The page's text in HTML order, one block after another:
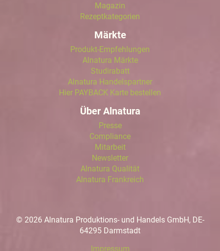
Magazin
Rezeptkategorien
Märkte
Produkt-Empfehlungen
Alnatura Märkte
Studirabatt
Alnatura Handelspartner
Hier PAYBACK Karte bestellen
Über Alnatura
Presse
Compliance
Mitarbeit
Newsletter
Alnatura Qualität
Alnatura Frankreich
© 2026 Alnatura Produktions- und Handels GmbH, DE-
64295 Darmstadt
Impressum